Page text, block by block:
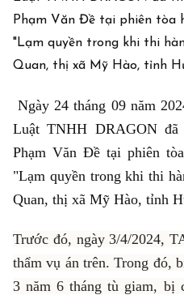
Phạm Văn Đề tại phiên tòa
"Lạm quyền trong khi thi
Quan, thị xã Mỹ Hào, tỉnh
Ngày 24 tháng 09 năm
Luật TNHH DRAGON
Phạm Văn Đề tại phiên
"Lạm quyền trong khi thi
Quan, thị xã Mỹ Hào, tỉnh
Trước đó, ngày 3/4/2024,
thẩm vụ án trên. Trong đó,
3 năm 6 tháng tù giam, bị